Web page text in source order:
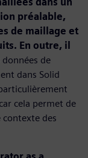
préalable,
de maillage et
En outre, il
données de
dans Solid
cela permet de
contexte des